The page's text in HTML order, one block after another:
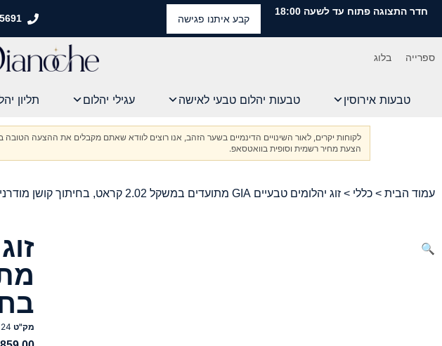
חדר התצוגה פתוח עד לשעה 18:00
קבע איתנו פגישה
ספרייה בלוג
טבעות אירוסין טבעות יהלום טבעי לאישה עגילי יהלום תליון
לקוחות יקרים, לאור השינויים הדינמיים בשער הזהב, אנו רוצים לוודא שאתם מקבלים את ההצעה
הצעת מחיר רשמית וסופית בוואטסאפ.
עמוד הבית > כללי > זוג יהלומים טבעיים GIA מתועדים במשקל 2.02 קראט, בחיתוך קושן מודרני בליאן
🔍
מק"ט